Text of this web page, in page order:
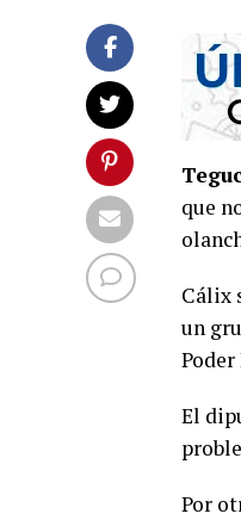
que
Cálix
un
El
Por